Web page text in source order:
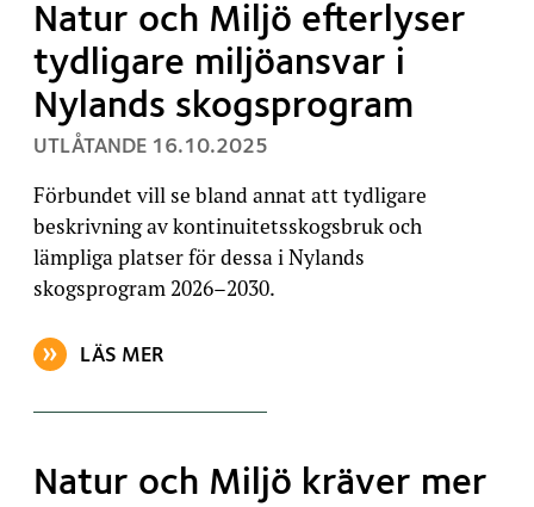
Natur och Miljö efterlyser
tydligare miljöansvar i
Nylands skogsprogram
UTLÅTANDE , PUBLICERAT:
16.10.2025
Förbundet vill se bland annat att tydligare
beskrivning av kontinuitetsskogsbruk och
lämpliga platser för dessa i Nylands
skogsprogram 2026–2030.
LÄS MER
OM ARTIKELN: NATUR OCH MILJÖ EFTERLYSER
Natur och Miljö kräver mer